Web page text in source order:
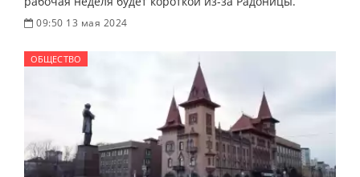
09:50 13 мая 2024
ОБЩЕСТВО